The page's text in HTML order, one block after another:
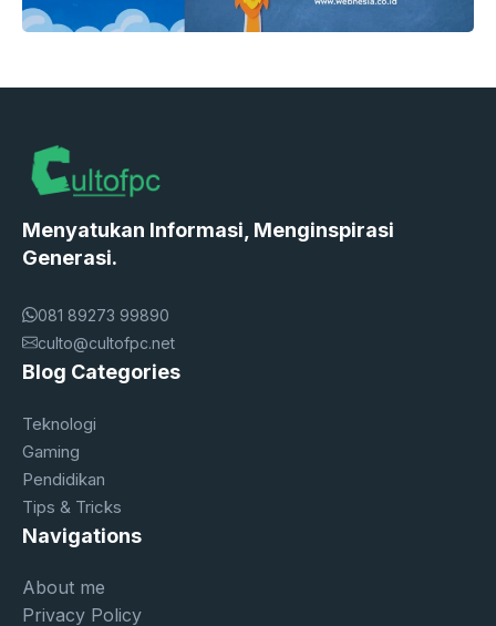
Menyatukan Informasi, Menginspirasi
Generasi.
081 89273 99890
culto@cultofpc.net
Blog Categories
Teknologi
Gaming
Pendidikan
Tips & Tricks
Navigations
About me
Privacy Policy